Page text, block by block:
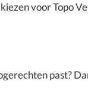
voor Topo
past?